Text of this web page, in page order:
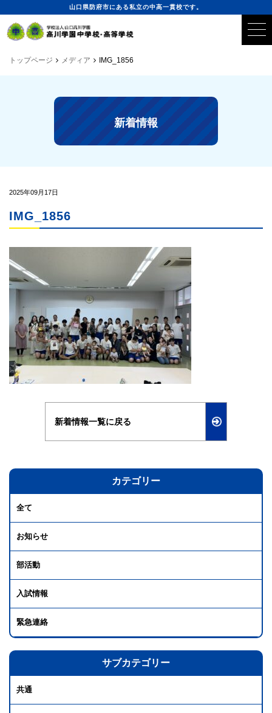
山口県防府市にある私立の中高一貫校です。
トップページ メディア IMG_1856
新着情報
2025年09月17日
IMG_1856
新着情報一覧に戻る
カテゴリー
全て
お知らせ
部活動
入試情報
緊急連絡
サブカテゴリー
共通